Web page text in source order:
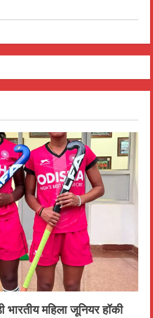
भारतीय महिला जूनियर हॉकी